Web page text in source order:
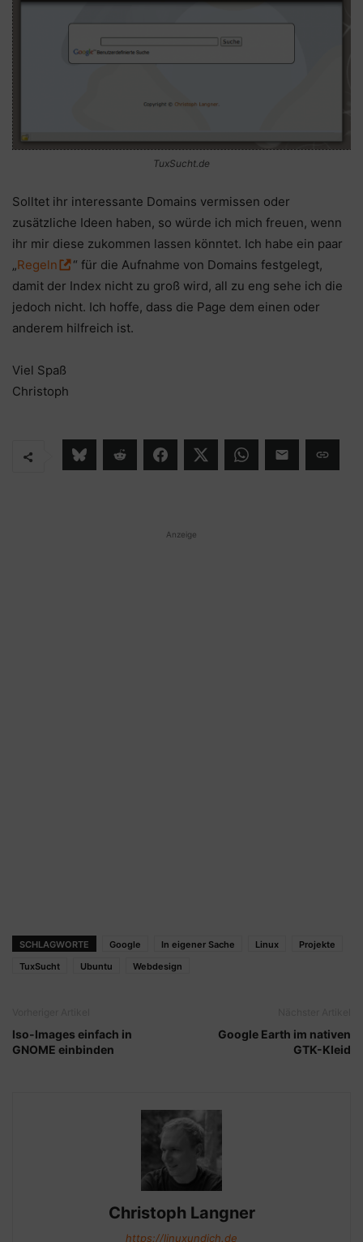
TuxSucht.de
Solltet ihr interessante Domains vermissen oder
zusätzliche Ideen haben, so würde ich mich freuen, wenn
ihr mir diese zukommen lassen könntet. Ich habe ein paar
„Regeln
“ für die Aufnahme von Domains festgelegt,
damit der Index nicht zu groß wird, all zu eng sehe ich die
jedoch nicht. Ich hoffe, dass die Page dem einen oder
anderem hilfreich ist.
Viel Spaß
Christoph
Anzeige
SCHLAGWORTE Google In eigener Sache Linux
Projekte
TuxSucht
Ubuntu Webdesign
Iso-Images einfach in
GNOME einbinden
Google Earth im nativen
GTK-Kleid
Christoph Langner
https://linuxundich.de